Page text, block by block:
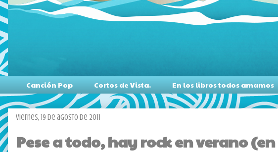
Canción Pop Cortos de Vista. En los libros todos amamos
viernes, 19 de agosto de 2011
Pese a todo, hay rock en verano